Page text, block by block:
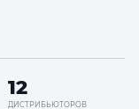
12
ДИСТРИБЬЮТОРОВ